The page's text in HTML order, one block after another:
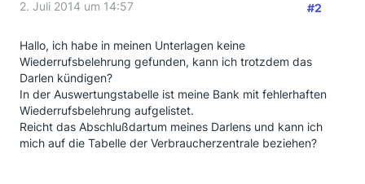
2. Juli 2014 um 14:57 #2
Hallo, ich habe in meinen Unterlagen keine
Wiederrufsbelehrung gefunden, kann ich trotzdem das
Darlen kündigen?
In der Auswertungstabelle ist meine Bank mit fehlerhaften
Wiederrufsbelehrung aufgelistet.
Reicht das Abschlußdartum meines Darlens und kann ich
mich auf die Tabelle der Verbraucherzentrale beziehen?